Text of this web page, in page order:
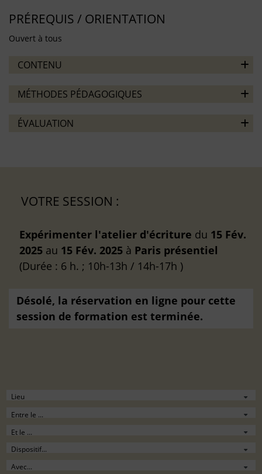
PRÉREQUIS / ORIENTATION
Ouvert à tous
CONTENU
MÉTHODES PÉDAGOGIQUES
ÉVALUATION
VOTRE SESSION :
Expérimenter l'atelier d'écriture du 15 Fév.
2025 au 15 Fév. 2025 à Paris présentiel
(Durée : 6 h. ; 10h-13h / 14h-17h )
Désolé, la réservation en ligne pour cette
session de formation est terminée.